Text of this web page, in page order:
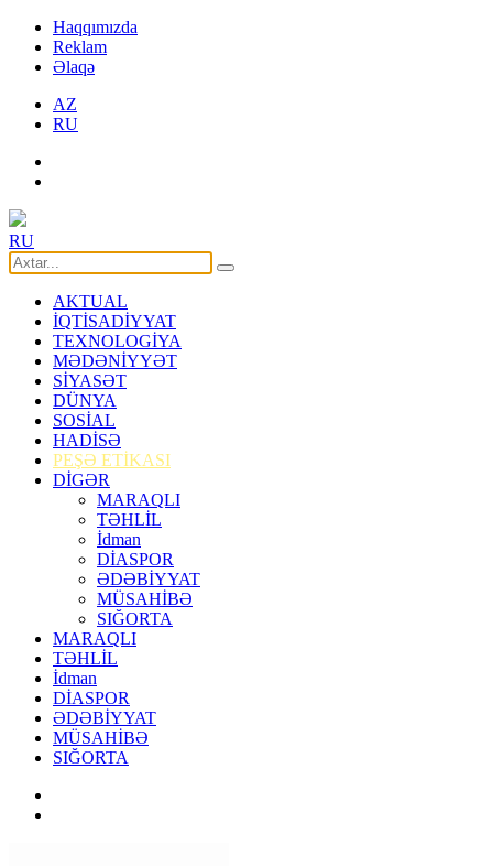
Haqqımızda
Reklam
Əlaqə
AZ
RU
RU
AKTUAL
İQTİSADİYYAT
TEXNOLOGİYA
MƏDƏNİYYƏT
SİYASƏT
DÜNYA
SOSİAL
HADİSƏ
PEŞƏ ETİKASI
DİGƏR
MARAQLI
TƏHLİL
İdman
DİASPOR
ƏDƏBİYYAT
MÜSAHİBƏ
SIĞORTA
MARAQLI
TƏHLİL
İdman
DİASPOR
ƏDƏBİYYAT
MÜSAHİBƏ
SIĞORTA